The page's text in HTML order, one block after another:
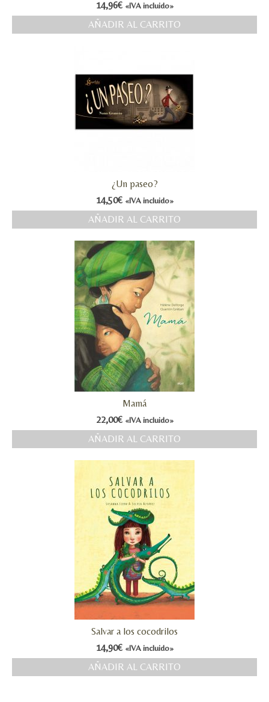
14,96€ «IVA incluido»
AÑADIR AL CARRITO
¿Un paseo?
14,50€ «IVA incluido»
AÑADIR AL CARRITO
Mamá
22,00€ «IVA incluido»
AÑADIR AL CARRITO
Salvar a los cocodrilos
14,90€ «IVA incluido»
AÑADIR AL CARRITO